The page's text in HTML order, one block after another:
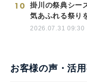
10
掛川の祭典シー
気あふれる祭り
2026.07.31 09:30
お客様の声・活用